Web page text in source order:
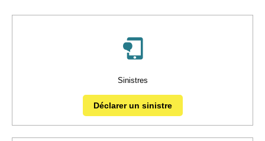
Sinistres
Déclarer un sinistre